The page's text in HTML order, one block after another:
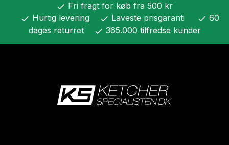
check Fri fragt for køb fra 500 kr
check Hurtig levering check Laveste prisgaranti check 60
dages returret
check 365.000 tilfredse kunder